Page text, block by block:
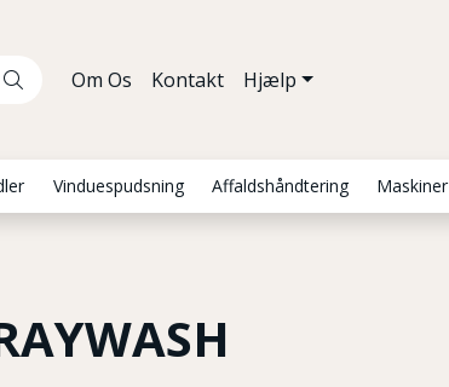
Om Os Kontakt Hjælp
Vinduespudsning Affaldshåndtering Maskiner